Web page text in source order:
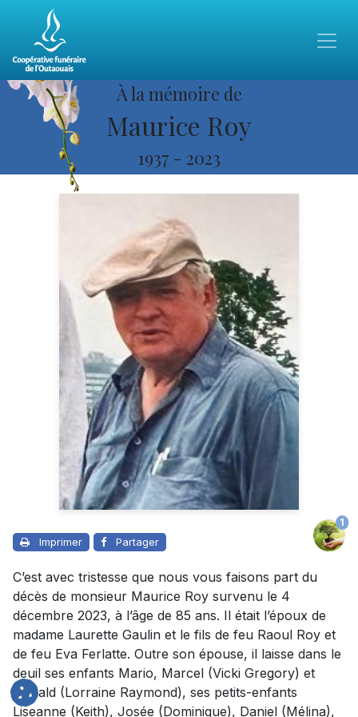
À la mémoire de
Maurice Roy
1937 - 2023
Imprimer Partager
1
C’est avec tristesse que nous vous faisons part du
décès de monsieur Maurice Roy survenu le 4
décembre 2023, à l’âge de 85 ans. Il était l’époux de
madame Laurette Gaulin et le fils de feu Raoul Roy et
de feu Eva Ferlatte. Outre son épouse, il laisse dans le
deuil ses enfants Mario, Marcel (Vicki Gregory) et
Donald (Lorraine Raymond), ses petits-enfants
Liseanne (Keith), Josée (Dominique), Daniel (Mélina),